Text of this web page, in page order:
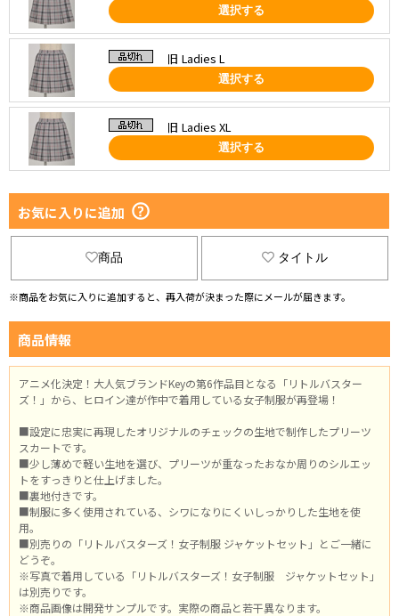
選択する
旧 Ladies L
選択する
旧 Ladies XL
選択する
お気に入りに追加
商品 タイトル
※商品をお気に入りに追加すると、再入荷が決まった際にメールが届きます。
商品情報
アニメ化決定！大人気ブランドKeyの第6作品目となる「リトルバスター
ズ！」から、ヒロイン達が作中で着用している女子制服が再登場！
■設定に忠実に再現したオリジナルのチェックの生地で制作したプリーツ
スカートです。
■少し薄めで軽い生地を選び、プリーツが重なったおなか周りのシルエッ
トをすっきりと仕上げました。
■裏地付きです。
■制服に多く使用されている、シワになりにくいしっかりした生地を使
用。
■別売りの「リトルバスターズ！女子制服 ジャケットセット」とご一緒に
どうぞ。
※写真で着用している「リトルバスターズ！女子制服 ジャケットセット」
は別売りです。
※商品画像は開発サンプルです。実際の商品と若干異なります。